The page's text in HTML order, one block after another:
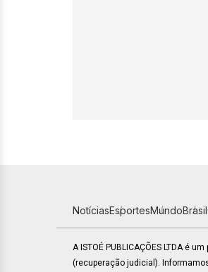
NotíciasEsportesMundoBrasil
A ISTOÉ PUBLICAÇÕES LTDA é
(recuperação judicial).